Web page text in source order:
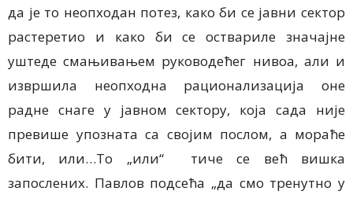
да је то неопходан потез, како би се јавни сектор
растеретио и како би се оствариле значајне
уштеде смањивањем руководећег нивоа, али и
извршила неопходна рационализација оне
радне снаге у јавном сектору, која сада није
превише упозната са својим послом, а мораће
бити, или…То „или“ тиче се већ вишка
запослених. Павлов подсећа „да смо тренутно у